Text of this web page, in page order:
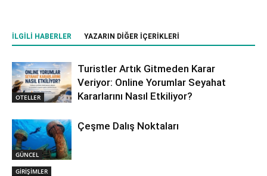
İLGILI HABERLER YAZARIN DIĞER İÇERIKLERI
OTELLER
Turistler Artık Gitmeden Karar
Veriyor: Online Yorumlar Seyahat
Kararlarını Nasıl Etkiliyor?
GÜNCEL
Çeşme Dalış Noktaları
GİRİŞİMLER